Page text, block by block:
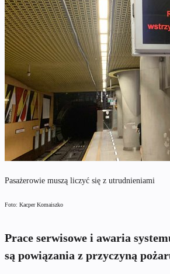
Pasażerowie muszą liczyć się z utrudnieniami
Foto: Kacper Komaiszko
Prace serwisowe i awaria
są powiązania z przyczyną